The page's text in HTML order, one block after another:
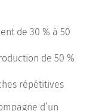
de 30 % à 50
de 50 %
répétitives
d’un